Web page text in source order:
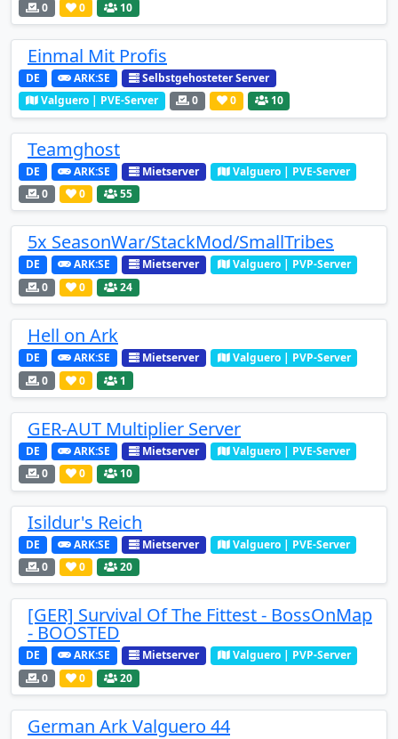
0 0 10
Einmal Mit Profis
DE ARK:SE
Selbstgehosteter Server
Valguero | PVE-Server
0 0 10
Teamghost
DE ARK:SE Mietserver
Valguero | PVE-Server
0
0 55
5x SeasonWar/StackMod/SmallTribes
DE ARK:SE Mietserver
Valguero | PVP-Server
0
0 24
Hell on Ark
DE ARK:SE Mietserver
Valguero | PVP-Server
0
0 1
GER-AUT Multiplier Server
DE ARK:SE Mietserver
Valguero | PVE-Server
0
0 10
Isildur's Reich
DE ARK:SE Mietserver
Valguero | PVE-Server
0
0 20
[GER] Survival Of The Fittest - BossOnMap
- BOOSTED
DE ARK:SE Mietserver
Valguero | PVP-Server
0
0 20
German Ark Valguero 44